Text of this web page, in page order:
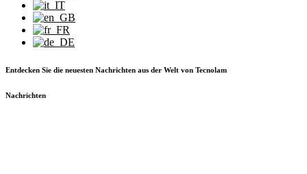
Entdecken Sie die neuesten Nachrichten aus der Welt von Tecnolam
Nachrichten